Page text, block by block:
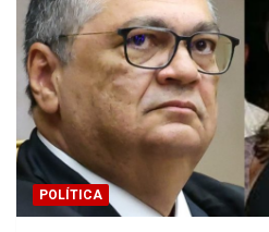
POLÍTICA